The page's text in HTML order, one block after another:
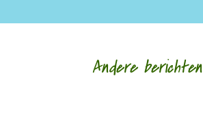
Andere berichten